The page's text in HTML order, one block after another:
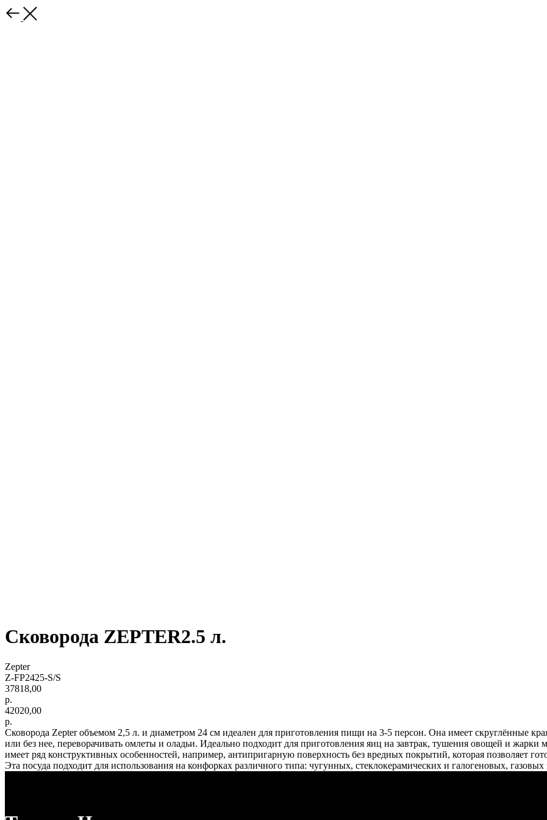
Сковорода ZEPTER2.5 л.
Zepter
Z-FP2425-S/S
37818,00
р.
42020,00
р.
Сковорода Zepter объемом 2,5 л. и диаметром 24 см идеален для приготовления пищи на 3-5 персон. Она имеет скруглённые
или без нее, переворачивать омлеты и оладьи. Идеально подходит для приготовления яиц на завтрак, тушения овощей и жарки
имеет ряд конструктивных особенностей, например, антипригарную поверхность без вредных покрытий, которая позволяет
Эта посуда подходит для использования на конфорках различного типа: чугунных, стеклокерамических и галогеновых,